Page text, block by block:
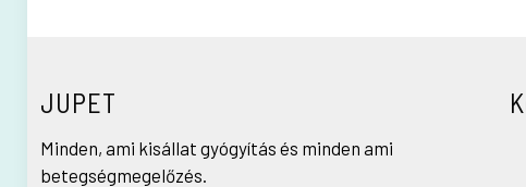
JUPET
Minden, ami kisállat gyógyítás és minden ami
betegségmegelőzés.